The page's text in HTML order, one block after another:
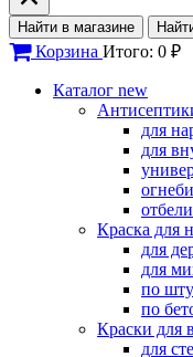
Найти в магазине
Корзина Итого: 0 ₽
Каталог new
для
для
Краска для
для
для
по
по
Краски для
для